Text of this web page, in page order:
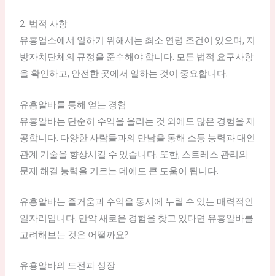
2. 법적 사항
유흥업소에서 일하기 위해서는 최소 연령 조건이 있으며, 지
방자치단체의 규정을 준수해야 합니다. 모든 법적 요구사항
을 확인하고, 안전한 곳에서 일하는 것이 중요합니다.
유흥알바를 통해 얻는 경험
유흥알바는 단순히 수익을 올리는 것 외에도 많은 경험을 제
공합니다. 다양한 사람들과의 만남을 통해 소통 능력과 대인
관계 기술을 향상시킬 수 있습니다. 또한, 스트레스 관리와
문제 해결 능력을 기르는 데에도 큰 도움이 됩니다.
유흥알바는 즐거움과 수익을 동시에 누릴 수 있는 매력적인
일자리입니다. 만약 새로운 경험을 찾고 있다면 유흥알바를
고려해보는 것은 어떨까요?
유흥알바의 도전과 성장